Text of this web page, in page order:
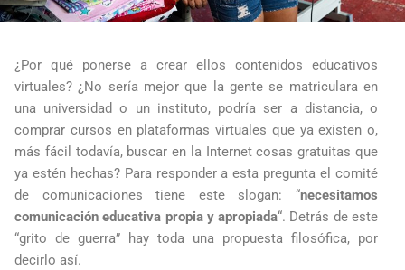
¿Por qué ponerse a crear ellos contenidos educativos
virtuales? ¿No sería mejor que la gente se matriculara en
una universidad o un instituto, podría ser a distancia, o
comprar cursos en plataformas virtuales que ya existen o,
más fácil todavía, buscar en la Internet cosas gratuitas que
ya estén hechas? Para responder a esta pregunta el comité
de comunicaciones tiene este slogan: “necesitamos
comunicación educativa propia y apropiada“. Detrás de este
“grito de guerra” hay toda una propuesta filosófica, por
decirlo así.